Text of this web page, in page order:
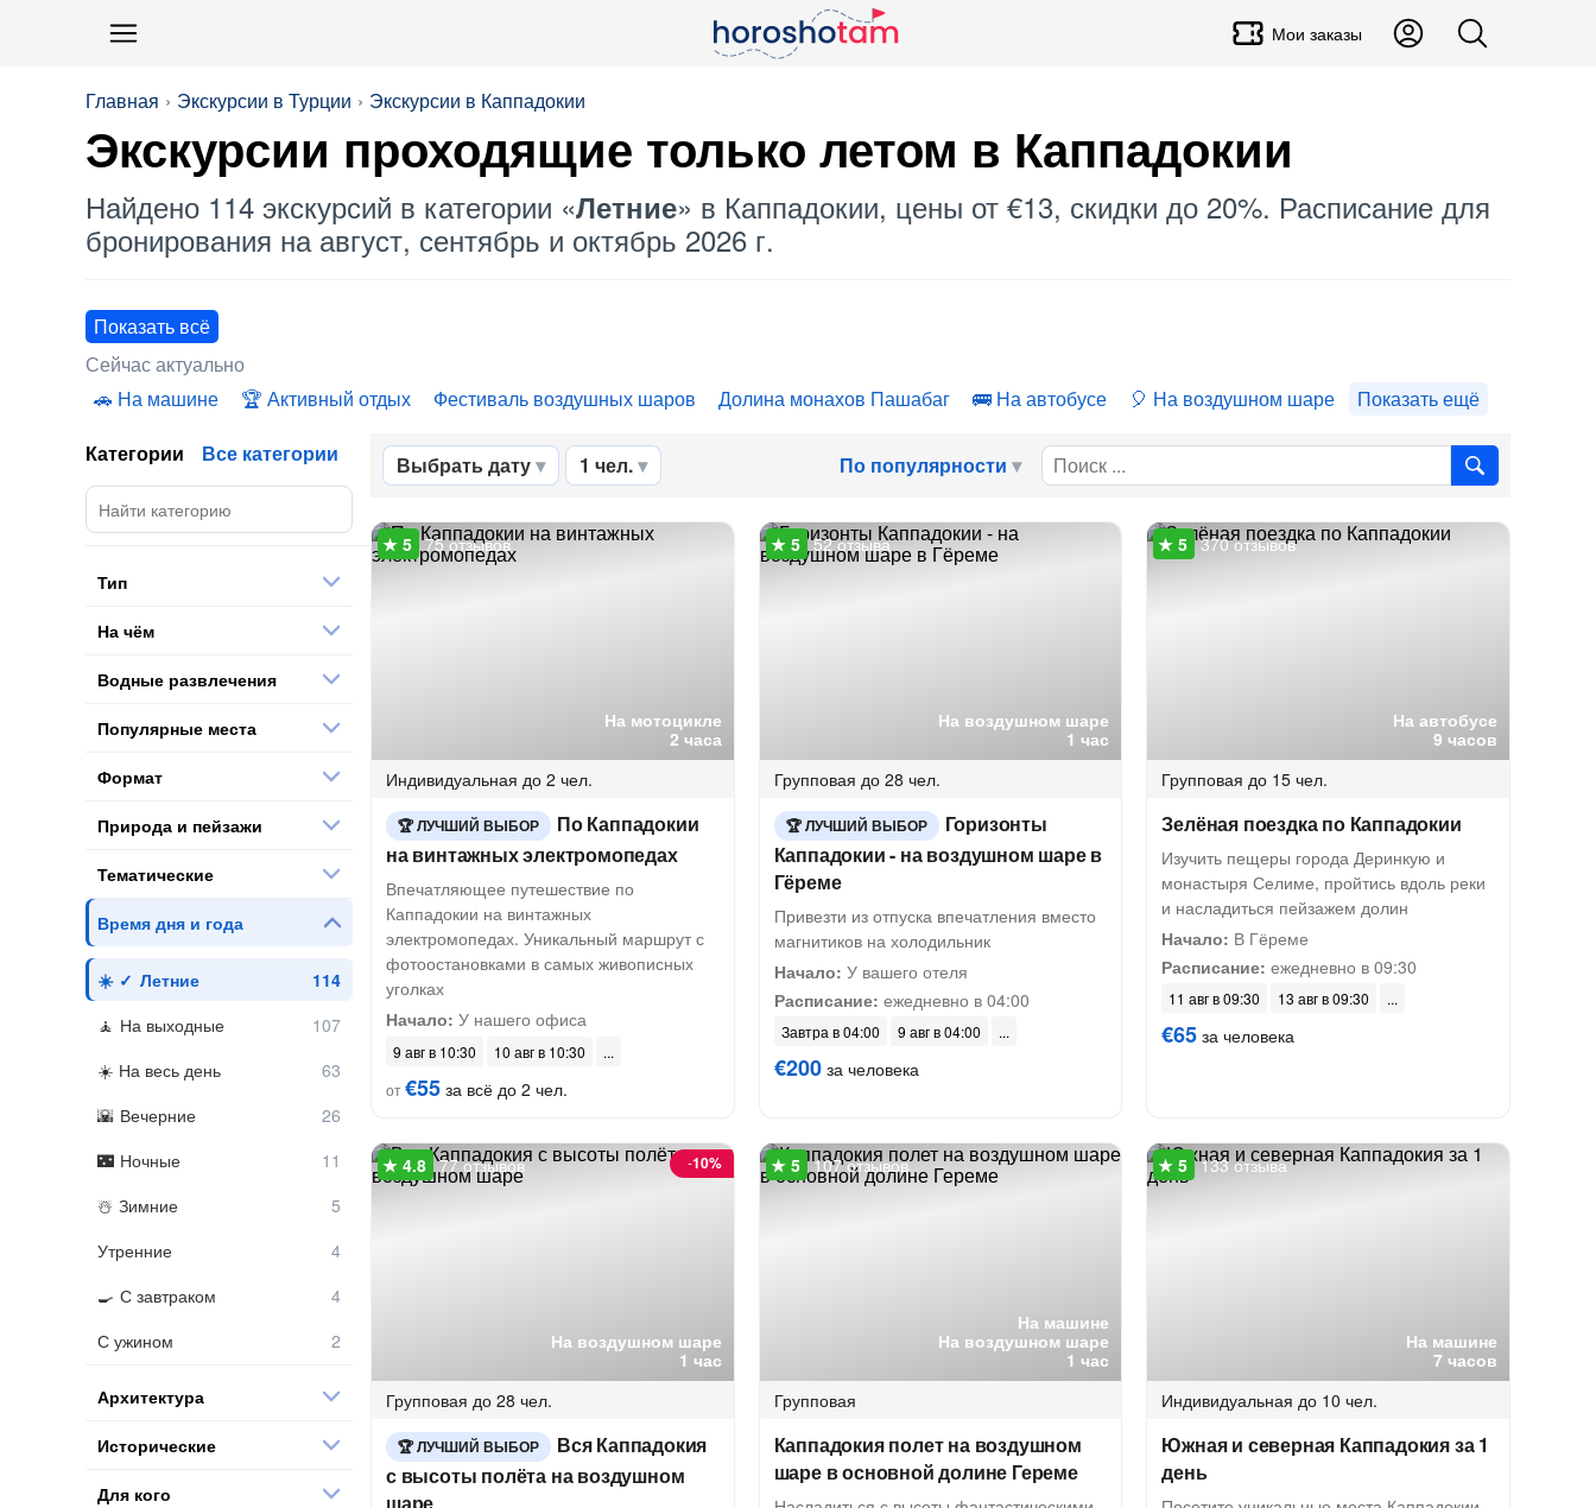
Мои заказы
Главная Экскурсии в Турции Экскурсии в Каппадокии
Экскурсии проходящие только летом в Каппадокии
Найдено 114 экскурсий в категории «Летние» в Каппадокии, цены от €13, скидки до 20%. Расписание для
бронирования на август, сентябрь и октябрь 2026 г.
Показать всё
Сейчас актуально
На машине
Активный отдых Фестиваль воздушных шаров Долина монахов Пашабаг На автобусе На воздушном шаре Показать ещё
Выбрать дату 1 чел. По популярности
На мотоцикле
2 часа
75 отзывов
Индивидуальная до 2 чел.
ЛУЧШИЙ ВЫБОР
По Каппадокии
на винтажных электромопедах
Впечатляющее путешествие по
Каппадокии на винтажных
электромопедах. Уникальный маршрут с
фотоостановками в самых живописных
уголках
Начало: У нашего офиса
9 авг в 10:30
10 авг в 10:30
от€55 за всё до 2 чел.
На воздушном шаре
1 час
52 отзыва
Групповая до 28 чел.
ЛУЧШИЙ ВЫБОР
Горизонты
Каппадокии - на воздушном шаре в
Гёреме
Привезти из отпуска впечатления вместо
магнитиков на холодильник
Начало: У вашего отеля
Расписание: ежедневно в 04:00
Завтра в 04:00 9 авг в 04:00
€200за человека
На автобусе
9 часов
370 отзывов
Групповая до 15 чел.
Зелёная поездка по Каппадокии
Изучить пещеры города Деринкую и
монастыря Селиме, пройтись вдоль реки
и насладиться пейзажем долин
Начало: В Гёреме
Расписание: ежедневно в 09:30
11 авг в 09:30 13 авг в 09:30
€65 за человека
На воздушном шаре
1 час
-10%
77 отзывов
Групповая до 28 чел.
ЛУЧШИЙ ВЫБОР
Вся Каппадокия
с высоты полёта на воздушном
На машине
На воздушном шаре
1 час
107 отзывов
Групповая
Каппадокия полет на воздушном
шаре в основной долине Гереме
На машине
7 часов
133 отзыва
Индивидуальная до 10 чел.
Южная и северная Каппадокия за 1
день
Категории Все категории
Тип
На чём
Водные развлечения
Популярные места
Формат
Природа и пейзажи
Тематические
Время дня и года
Летние
На выходные
На весь день
Вечерние
Ночные
Зимние
Утренние
С завтраком
С ужином
Архитектура
Исторические
Для кого